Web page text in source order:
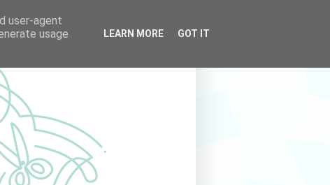
user-agent
usage
LEARN MORE GOT IT